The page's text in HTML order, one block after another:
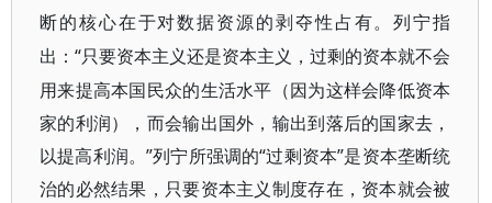
断的核心在于对数据资源的剥夺性占有。列宁指
出：“只要资本主义还是资本主义，过剩的资本就不会
用来提高本国民众的生活水平（因为这样会降低资本
家的利润），而会输出国外，输出到落后的国家去，
以提高利润。”列宁所强调的“过剩资本”是资本垄断统
治的必然结果，只要资本主义制度存在，资本就会被